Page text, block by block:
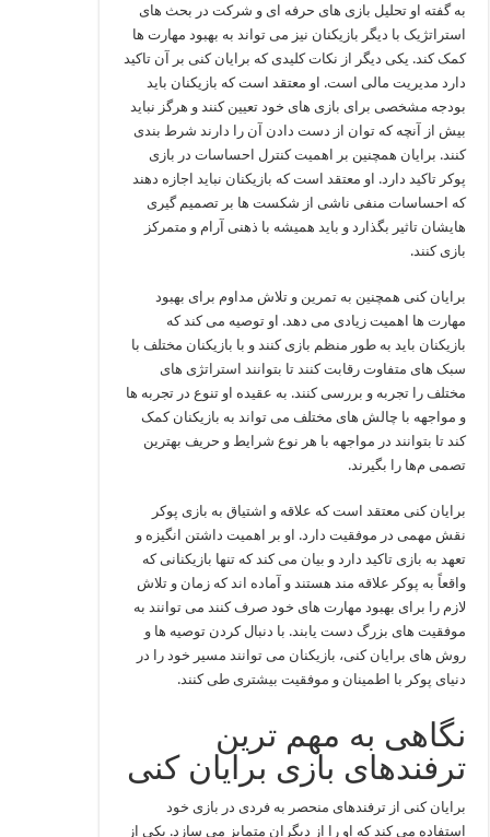
به گفته او تحلیل بازی‌ های حرفه‌ ای و شرکت در بحث‌ های
استراتژیک با دیگر بازیکنان نیز می‌ تواند به بهبود مهارت‌ ها
کمک کند. یکی دیگر از نکات کلیدی که برایان کنی بر آن تاکید
دارد مدیریت مالی است. او معتقد است که بازیکنان باید
بودجه مشخصی برای بازی‌ های خود تعیین کنند و هرگز نباید
بیش از آنچه که توان از دست دادن آن را دارند شرط‌ بندی
کنند. برایان همچنین بر اهمیت کنترل احساسات در بازی
پوکر تاکید دارد. او معتقد است که بازیکنان نباید اجازه دهند
که احساسات منفی ناشی از شکست‌ ها بر تصمیم‌ گیری‌
هایشان تاثیر بگذارد و باید همیشه با ذهنی آرام و متمرکز
بازی کنند.
برایان کنی همچنین به تمرین و تلاش مداوم برای بهبود
مهارت‌ ها اهمیت زیادی می‌ دهد. او توصیه می‌ کند که
بازیکنان باید به طور منظم بازی کنند و با بازیکنان مختلف با
سبک‌ های متفاوت رقابت کنند تا بتوانند استراتژی‌ های
مختلف را تجربه و بررسی کنند. به عقیده او تنوع در تجربه‌ ها
و مواجهه با چالش‌ های مختلف می‌ تواند به بازیکنان کمک
کند تا بتوانند در مواجهه با هر نوع شرایط و حریف بهترین
تصمی م‌ها را بگیرند.
برایان کنی معتقد است که علاقه و اشتیاق به بازی پوکر
نقش مهمی در موفقیت دارد. او بر اهمیت داشتن انگیزه و
تعهد به بازی تاکید دارد و بیان می‌ کند که تنها بازیکنانی که
واقعاً به پوکر علاقه‌ مند هستند و آماده‌ اند که زمان و تلاش
لازم را برای بهبود مهارت‌ های خود صرف کنند می‌ توانند به
موفقیت‌ های بزرگ دست یابند. با دنبال کردن توصیه‌ ها و
روش‌ های برایان کنی، بازیکنان می‌ توانند مسیر خود را در
دنیای پوکر با اطمینان و موفقیت بیشتری طی کنند.
نگاهی به مهم ترین
ترفندهای بازی برایان کنی
برایان کنی از ترفندهای منحصر به فردی در بازی خود
استفاده می‌ کند که او را از دیگران متمایز می‌ سازد. یکی از